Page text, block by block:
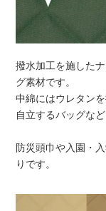
撥水加工を施した
グ素材です。
中綿にはウレタン
自立するバッグな
防災頭巾や入園・
りです。